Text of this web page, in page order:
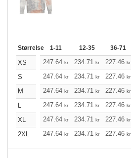
Størrelse 1-11 12-35 36-71
XS 247.64 kr 234.71 kr 227.46 kr
S
247.64 kr 234.71 kr 227.46 kr
M
247.64 kr 234.71 kr 227.46 kr
L
247.64 kr 234.71 kr 227.46 kr
XL
247.64 kr 234.71 kr 227.46 kr
2XL
247.64 kr 234.71 kr 227.46 kr